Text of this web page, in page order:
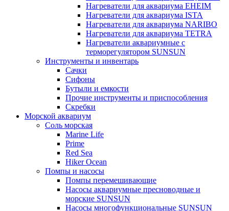
Нагреватели для аквариума EHEIM
Нагреватели для аквариума ISTA
Нагреватели для аквариума NARIBO
Нагреватели для аквариума TETRA
Нагреватели аквариумные с
терморегулятором SUNSUN
Инструменты и инвентарь
Сачки
Сифоны
Бутыли и емкости
Прочие инструменты и приспособления
Скребки
Морской аквариум
Соль морская
Marine Life
Prime
Red Sea
Hiker Ocean
Помпы и насосы
Помпы перемешивающие
Насосы аквариумные пресноводные и
морские SUNSUN
Насосы многофункциональные SUNSUN